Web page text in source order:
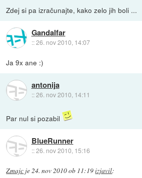
Zdej si pa izračunajte, kako zelo jih boli ...
Gandalfar
::26. nov 2010, 14:07
Ja 9x ane :)
antonija
::26. nov 2010, 14:11
Par nul si pozabil
BlueRunner
::26. nov 2010, 15:16
Zmajc je24. nov 2010 ob 11:19izjavil: